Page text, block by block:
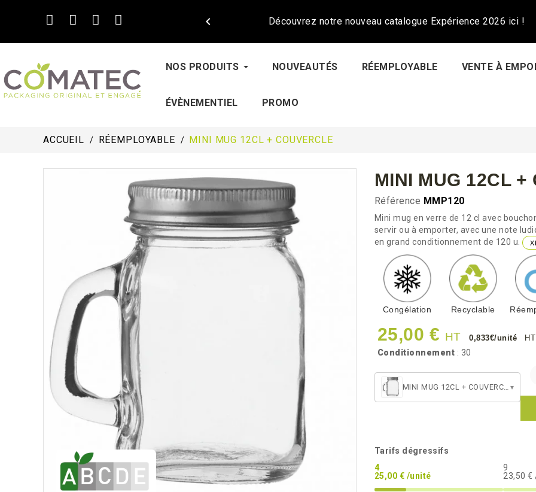
Découvrez notre nouveau catalogue Expérience 2026 ici !

NOS PRODUITS NOUVEAUTÉS RÉEMPLOYABLE VENTE À
ÉVÈNEMENTIEL PROMO
ACCUEIL RÉEMPLOYABLE MINI MUG 12CL + COUVERCLE
MINI MUG 12CL +
Référence MMP120
Mini mug en verre de 12 cl avec
servir ou à emporter, avec une note
en grand conditionnement de 120 u.
Congélation Recyclable
25,00 € HT 0,833€/unité HT
Conditionnement : 30
MINI MUG 12CL + COUVERCLE ▾
Tarifs dégressifs
4
25,00 € /unité
9
23,50 €